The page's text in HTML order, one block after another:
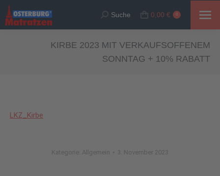
Suche:
Suche 0,00 € 0
KIRBE 2023 MIT VERKAUFSOFFENEM
SONNTAG + 10% RABATT
LKZ_Kirbe
Kategorie: Allgemein 3. November 2023